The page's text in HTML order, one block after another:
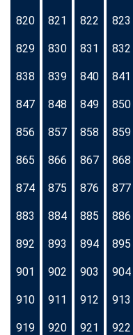
820 821 822 823
829 830 831 832
838 839 840 841
847 848 849 850
856 857 858 859
865 866 867 868
874 875 876 877
883 884 885 886
892 893 894 895
901 902 903 904
910 911 912 913
919 920 921 922